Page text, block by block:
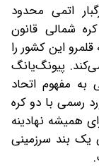
اتمی محدود
شمالی قانون
این کشور را
پیونگ‌یانگ
مفهوم اتحاد
رسمی با دو کره
همیشه نهادینه
یک بند سرزمینی